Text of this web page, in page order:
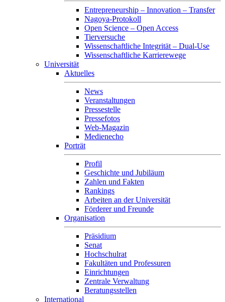
Entrepreneurship – Innovation – Transfer
Nagoya-Protokoll
Open Science – Open Access
Tierversuche
Wissenschaftliche Integrität – Dual-Use
Wissenschaftliche Karrierewege
Universität
Aktuelles
News
Veranstaltungen
Pressestelle
Pressefotos
Web-Magazin
Medienecho
Porträt
Profil
Geschichte und Jubiläum
Zahlen und Fakten
Rankings
Arbeiten an der Universität
Förderer und Freunde
Organisation
Präsidium
Senat
Hochschulrat
Fakultäten und Professuren
Einrichtungen
Zentrale Verwaltung
Beratungsstellen
International